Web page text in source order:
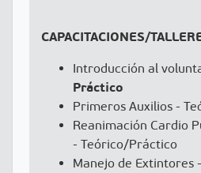
CAPACITACIONES/
Introducción al
Práctico
Primeros Auxilios -
Reanimación Cardio
- Teórico/Práctico
Manejo de Extintores